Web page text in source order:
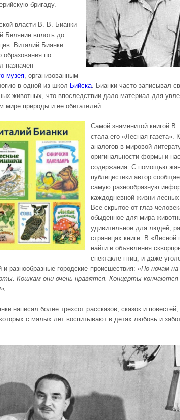
бригаду.
власти В. В. Бианки
Белянин вплоть до
Виталий Бианки
образования по
назначен
музея, организованным
в одной из школ Бийска. Бианки часто записывал
животных, что впоследствии дало материал для
мире природы и ее обитателей.
Самой знаменитой книгой
стала его «Лесная газета».
аналогов в мировой
оригинальности формы и
содержания. С помощью
публицистики автор
самую разнообразную
каждодневной жизни
Все скрытое от глаз
обыденное для мира
удивительное для людей,
страницах книги. В «Лесной
найти и объявления
спектакле птиц, и даже
и разнообразные городские происшествия: «По ночам
Кошкам они очень нравятся. Концерты кончаются
написал более трехсот рассказов, сказок и
с малых лет воспитывают в детях любовь и